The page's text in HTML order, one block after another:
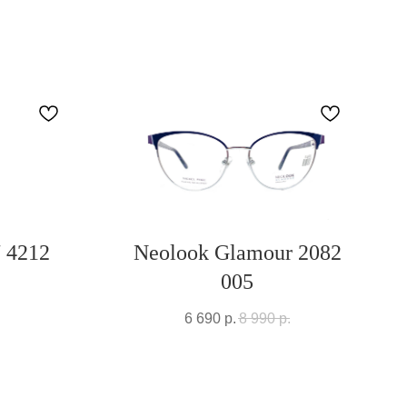
Neolook Glamour 2082
005
6 690 р. 8 990 р.